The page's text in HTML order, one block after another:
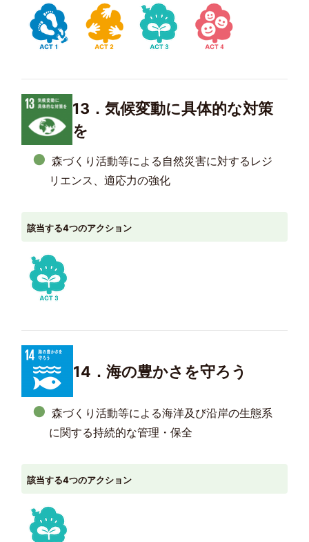
13．気候変動に具体的な対策
を
森づくり活動等による自然災害に対するレジ
リエンス、適応力の強化
該当する4つのアクション
14．海の豊かさを守ろう
森づくり活動等による海洋及び沿岸の生態系
に関する持続的な管理・保全
該当する4つのアクション